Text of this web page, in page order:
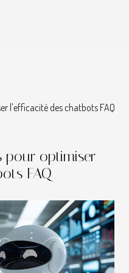
l'efficacité des chatbots FAQ
pour optimiser
FAQ